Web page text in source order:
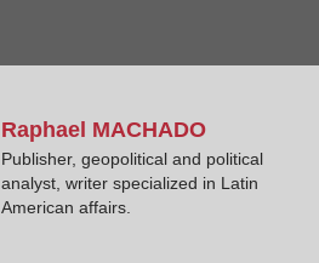
Raphael MACHADO
Publisher, geopolitical and political
analyst, writer specialized in Latin
American affairs.